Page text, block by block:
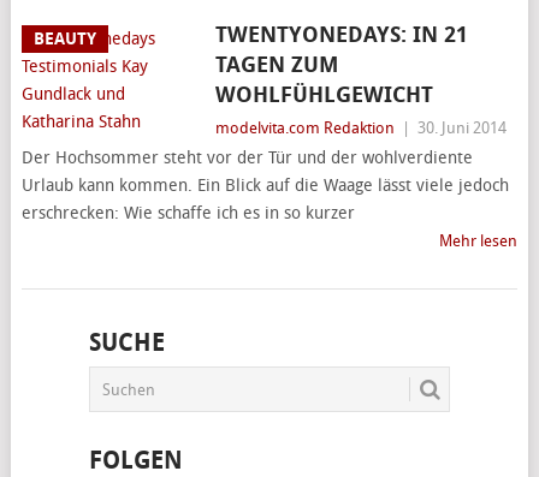
BEAUTY
TWENTYONEDAYS: IN 21
TAGEN ZUM
WOHLFÜHLGEWICHT
modelvita.com Redaktion 30. Juni 2014
Der Hochsommer steht vor der Tür und der wohlverdiente
Urlaub kann kommen. Ein Blick auf die Waage lässt viele jedoch
erschrecken: Wie schaffe ich es in so kurzer
Mehr lesen
SUCHE
FOLGEN